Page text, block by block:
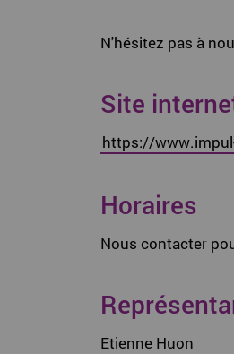
N'hésitez pas à
Site
https://
Horaires
Nous contacter
Etienne Huon